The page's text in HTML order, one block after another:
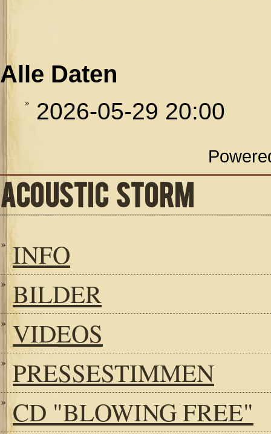
Alle Daten
2026-05-29 20:00
ACOUSTIC STORM
INFO
BILDER
VIDEOS
PRESSESTIMMEN
CD "BLOWING FREE"